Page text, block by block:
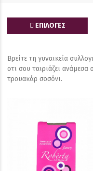
ΕΠΙΛΟΓΕΣ
Βρείτε τη γυναικεία
οτι σου ταιριάζει
τρουακάρ σοσόνι.